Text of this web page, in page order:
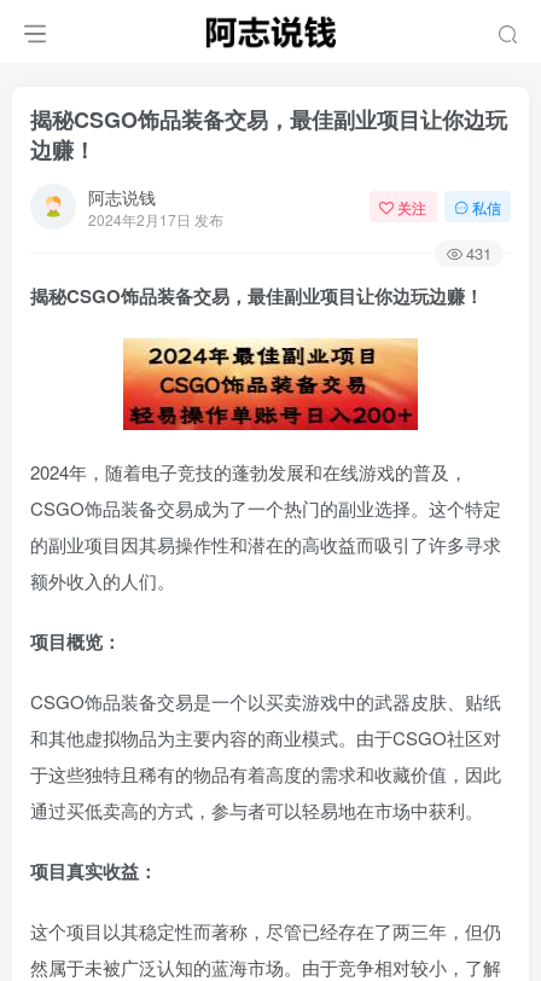
揭秘CSGO饰品装备交易，最佳副业项目让你边玩
边赚！
阿志说钱
2024年2月17日 发布
关注 私信
431
揭秘CSGO饰品装备交易，最佳副业项目让你边玩边赚！
2024年，随着电子竞技的蓬勃发展和在线游戏的普及，
CSGO饰品装备交易成为了一个热门的副业选择。这个特定
的副业项目因其易操作性和潜在的高收益而吸引了许多寻求
额外收入的人们。
项目概览：
CSGO饰品装备交易是一个以买卖游戏中的武器皮肤、贴纸
和其他虚拟物品为主要内容的商业模式。由于CSGO社区对
于这些独特且稀有的物品有着高度的需求和收藏价值，因此
通过买低卖高的方式，参与者可以轻易地在市场中获利。
项目真实收益：
这个项目以其稳定性而著称，尽管已经存在了两三年，但仍
然属于未被广泛认知的蓝海市场。由于竞争相对较小，了解